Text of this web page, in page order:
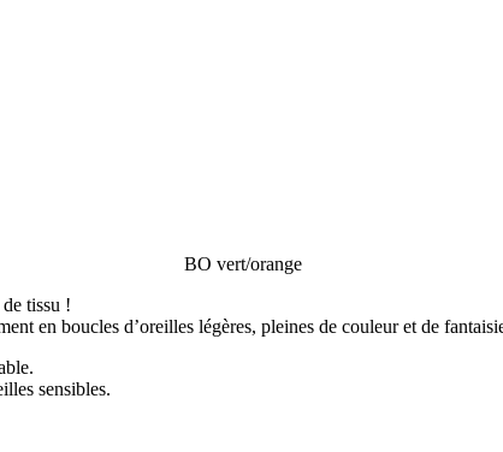
BO vert/orange
tissu !
en boucles d’oreilles légères, pleines de couleur et de
sensibles.